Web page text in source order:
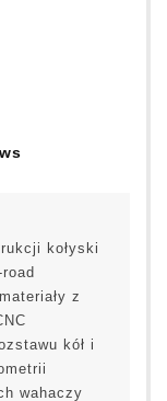
kołyski
z
kół i
wahaczy